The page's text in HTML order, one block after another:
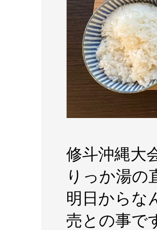
修斗沖縄大
りっか湯の
明日からな
売との事で